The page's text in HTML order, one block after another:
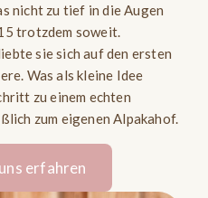
nicht zu tief in die Augen
trotzdem soweit.
sie sich auf den ersten
Was als kleine Idee
zu einem echten
zum eigenen Alpakahof.
erfahren